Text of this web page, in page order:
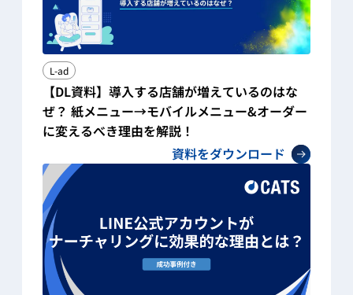
L-ad
【DL資料】導入する店舗が増えているのはな
ぜ？ 紙メニュー→モバイルメニュー&オーダー
に変えるべき理由を解説！
資料をダウンロード